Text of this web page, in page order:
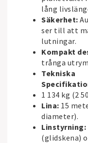
lång
Säkerhet:
ser till att
lutningar.
Kompakt
trånga
Tekniska
1 134 kg (2
Lina: 15
diameter).
Linstyrning:
(glidskena)